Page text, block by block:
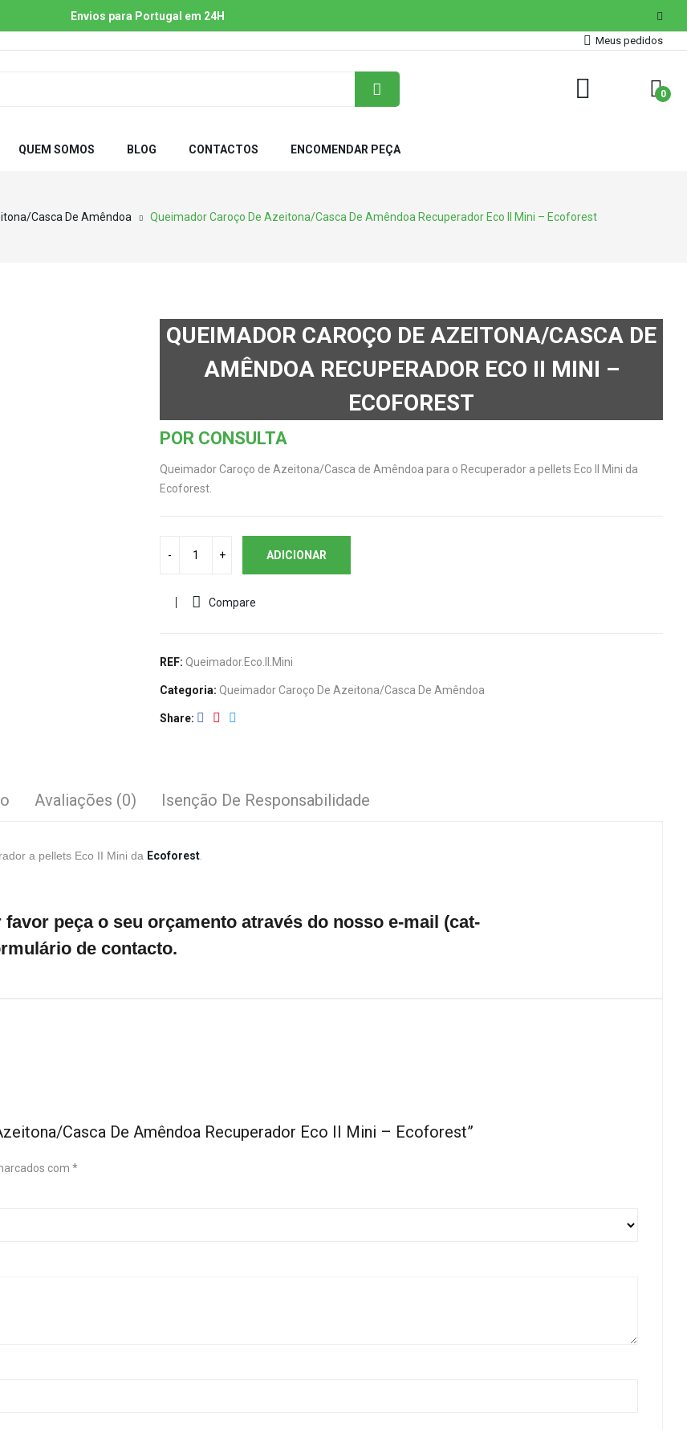
Envios para Portugal em 24H
Meus pedidos
0
QUEM SOMOS BLOG CONTACTOS ENCOMENDAR PEÇA
Casca De Amêndoa Queimador Caroço De Azeitona/Casca De Amêndoa Recuperador Eco II Mini – Ecoforest
QUEIMADOR CAROÇO DE AZEITONA/CASCA DE
AMÊNDOA RECUPERADOR ECO II MINI –
ECOFOREST
POR CONSULTA
Queimador Caroço de Azeitona/Casca de Amêndoa para o Recuperador a pellets Eco II Mini da
Ecoforest.
ADICIONAR
Compare
REF: Queimador.Eco.II.Mini
Categoria: Queimador Caroço De Azeitona/Casca De Amêndoa
Share
Avaliações (0) Isenção De Responsabilidade
a pellets Eco II Mini da Ecoforest
peça o seu orçamento através do nosso e-mail (cat-
de contacto.
Casca De Amêndoa Recuperador Eco II Mini – Ecoforest”
com *